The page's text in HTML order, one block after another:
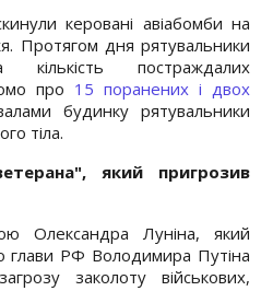
керовані авіабомби на
Протягом дня рятувальники
постраждалих
про 15 поранених і двох
будинку рятувальники
тіла.
який пригрозив
Олександра Луніна, який
глави РФ Володимира Путіна
заколоту військових,